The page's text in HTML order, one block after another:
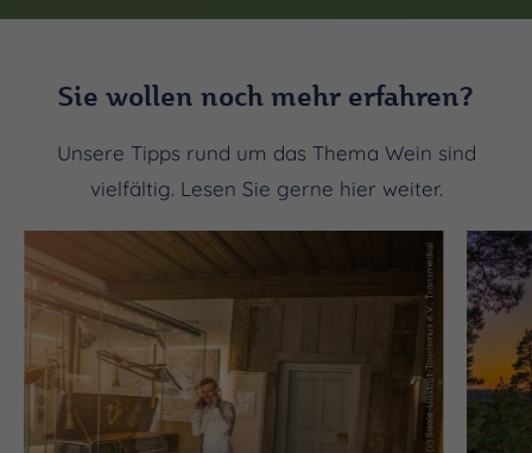
Sie wollen noch mehr erfahren?
Unsere Tipps rund um das Thema Wein sind
vielfältig. Lesen Sie gerne hier weiter.
(c) Saale-Unstrut-Tourismus e.V., Transmedial